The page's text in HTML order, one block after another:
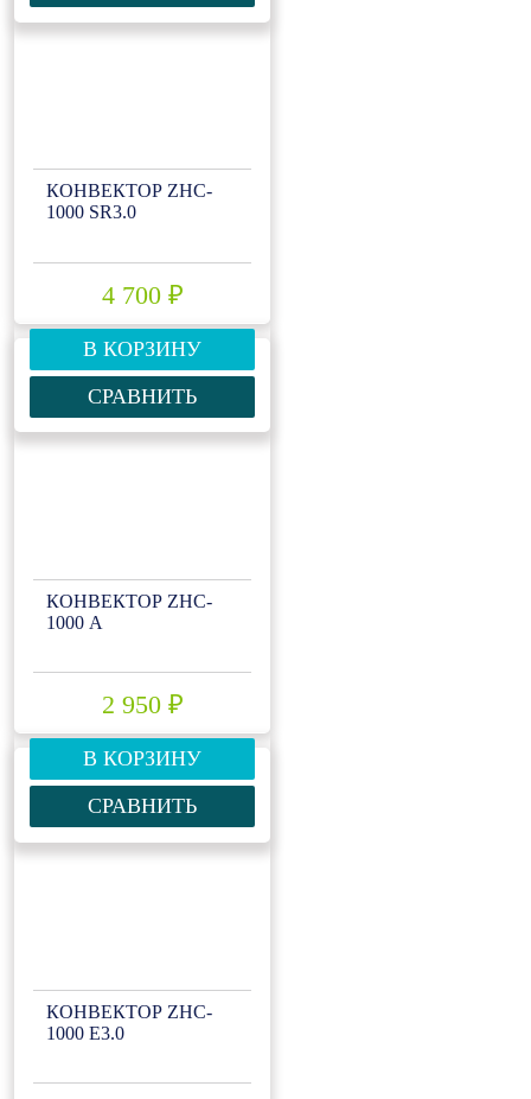
КОНВЕКТОР ZHC-
1000 SR3.0
4 700 ₽
В КОРЗИНУ
СРАВНИТЬ
КОНВЕКТОР ZHC-
1000 А
2 950 ₽
В КОРЗИНУ
СРАВНИТЬ
КОНВЕКТОР ZHC-
1000 Е3.0